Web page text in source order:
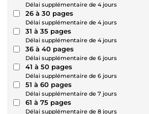
Délai supplémentaire de 4 jours
26 à 30 pages
Délai supplémentaire de 4 jours
31 à 35 pages
Délai supplémentaire de 4 jours
36 à 40 pages
Délai supplémentaire de 6 jours
41 à 50 pages
Délai supplémentaire de 6 jours
51 à 60 pages
Délai supplémentaire de 7 jours
61 à 75 pages
Délai supplémentaire de 8 jours